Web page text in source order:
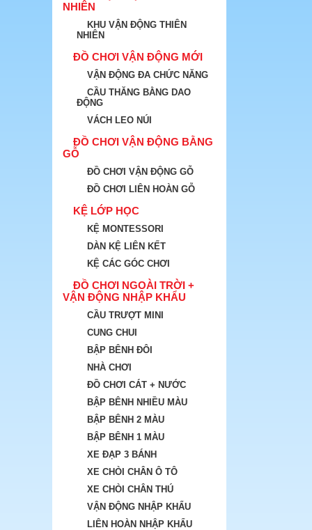
NHIÊN
KHU VẬN ĐỘNG THIÊN
NHIÊN
ĐỒ CHƠI VẬN ĐỘNG MỚI
VẬN ĐỘNG ĐA CHỨC NĂNG
CẦU THĂNG BẰNG DAO
ĐỘNG
VÁCH LEO NÚI
ĐỒ CHƠI VẬN ĐỘNG BẰNG
GỖ
ĐỒ CHƠI VẬN ĐỘNG GỖ
ĐỒ CHƠI LIÊN HOÀN GỖ
KỆ LỚP HỌC
KỆ MONTESSORI
DÀN KỆ LIÊN KẾT
KỆ CÁC GÓC CHƠI
ĐỒ CHƠI NGOÀI TRỜI +
VẬN ĐỘNG NHẬP KHẨU
CẦU TRƯỢT MINI
CUNG CHUI
BẬP BÊNH ĐÔI
NHÀ CHƠI
ĐỒ CHƠI CÁT + NƯỚC
BẬP BÊNH NHIỀU MÀU
BẬP BÊNH 2 MÀU
BẬP BÊNH 1 MÀU
XE ĐẠP 3 BÁNH
XE CHÒI CHÂN Ô TÔ
XE CHÒI CHÂN THÚ
VẬN ĐỘNG NHẬP KHẨU
LIÊN HOÀN NHẬP KHẨU